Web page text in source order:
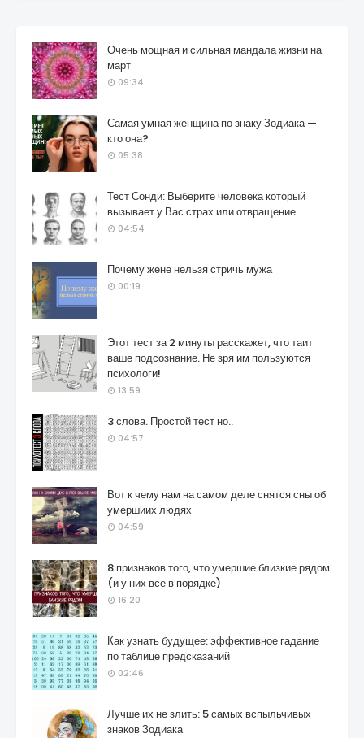
Очень мощная и сильная мандала жизни на
март
09:34
Самая умная женщина по знаку Зодиака —
кто она?
05:38
Тест Сонди: Выберите человека который
вызывает у Вас страх или отвращение
04:54
Почему жене нельзя стричь мужа
00:19
Этот тест за 2 минуты расскажет, что таит
ваше подсознание. Не зря им пользуются
психологи!
13:59
3 слова. Простой тест но..
04:57
Вот к чему нам на самом деле снятся сны об
умершиих людях
04:59
8 признаков того, что умершие близкие рядом
(и у них все в порядке)
16:20
Как узнать будущее: эффективное гадание
по таблице предсказаний
02:46
Лучше их не злить: 5 самых вспыльчивых
знаков Зодиака